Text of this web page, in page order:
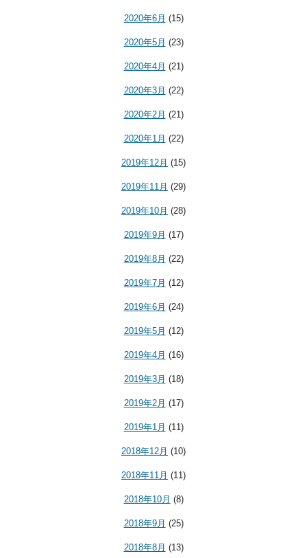
2020年6月 (15)
2020年5月 (23)
2020年4月 (21)
2020年3月 (22)
2020年2月 (21)
2020年1月 (22)
2019年12月 (15)
2019年11月 (29)
2019年10月 (28)
2019年9月 (17)
2019年8月 (22)
2019年7月 (12)
2019年6月 (24)
2019年5月 (12)
2019年4月 (16)
2019年3月 (18)
2019年2月 (17)
2019年1月 (11)
2018年12月 (10)
2018年11月 (11)
2018年10月 (8)
2018年9月 (25)
2018年8月 (13)